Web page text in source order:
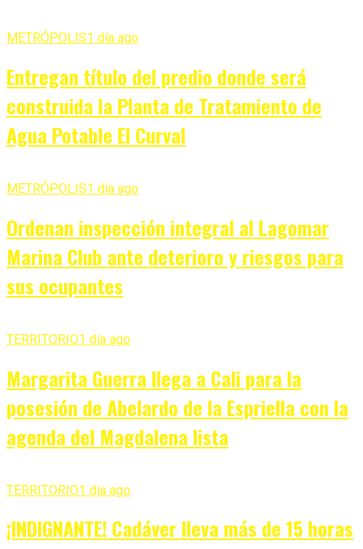
METRÓPOLIS1 día ago
Entregan título del predio donde será
construida la Planta de Tratamiento de
Agua Potable El Curval
METRÓPOLIS1 día ago
Ordenan inspección integral al Lagomar
Marina Club ante deterioro y riesgos para
sus ocupantes
TERRITORIO1 día ago
Margarita Guerra llega a Cali para la
posesión de Abelardo de la Espriella con la
agenda del Magdalena lista
TERRITORIO1 día ago
¡INDIGNANTE! Cadáver lleva más de 15 horas